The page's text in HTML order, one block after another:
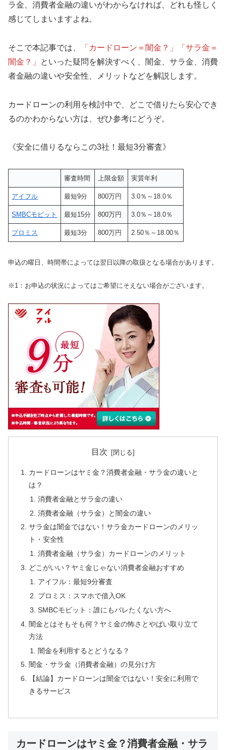
ラ金、消費者金融の違いがわからなければ、どれも怪しく
感じてしまいますよね。
そこで本記事では、
「カードローン＝闇金？」「サラ金＝
闇金？」
といった疑問を解決すべく、闇金、サラ金、消費
者金融の違いや安全性、メリットなどを解説します。
カードローンの利用を検討中で、どこで借りたら安心でき
るのかわからない方は、ぜひ参考にどうぞ。
《安全に借りるならこの3社！最短3分審査》
審査時間 上限金額 実質年利
アイフル 最短9分 800万円 3.0％～18.0％
SMBCモビット 最短15分 800万円 3.0％～18.0％
プロミス 最短3分 800万円 2.50％～18.00％
申込の曜日、時間帯によっては翌日以降の取扱となる場合があります。
※1：お申込の状況によってはご希望にそえない場合がございます。
目次
カードローンはヤミ金？消費者金融・サラ金の違いと
は？
消費者金融とサラ金の違い
消費者金融（サラ金）と闇金の違い
サラ金は闇金ではない！サラ金カードローンのメリッ
ト・安全性
消費者金融（サラ金）カードローンのメリット
どこがいい？ヤミ金じゃない消費者金融おすすめ
アイフル：最短9分審査
プロミス：スマホで借入OK
SMBCモビット：誰にもバレたくない方へ
闇金とはそもそも何？ヤミ金の怖さとやばい取り立て
方法
闇金を利用するとどうなる？
闇金・サラ金（消費者金融）の見分け方
【結論】カードローンは闇金ではない！安全に利用で
きるサービス
カードローンはヤミ金？消費者金融・サラ